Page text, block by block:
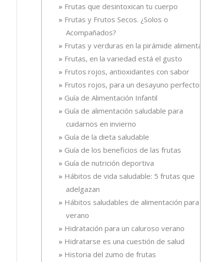
Frutas que desintoxican tu cuerpo
Frutas y Frutos Secos. ¿Solos o
Acompañados?
Frutas y verduras en la pirámide alimentaria
Frutas, en la variedad está el gusto
Frutos rojos, antioxidantes con sabor
Frutos rojos, para un desayuno perfecto
Guía de Alimentación Infantil
Guía de alimentación saludable para
cuidarnos en invierno
Guía de la dieta saludable
Guía de los beneficios de las frutas
Guía de nutrición deportiva
Hábitos de vida saludable: 5 frutas que
adelgazan
Hábitos saludables de alimentación para el
verano
Hidratación para un caluroso verano
Hidratarse es una cuestión de salud
Historia del zumo de frutas